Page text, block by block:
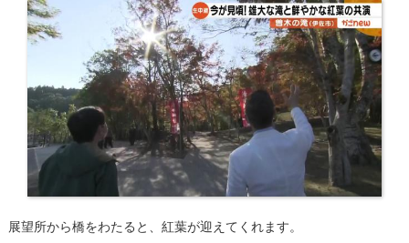
展望所から橋をわたると、紅葉が迎えてくれます。